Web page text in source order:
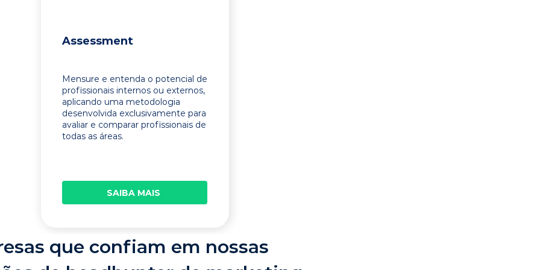
Assessment
Mensure e entenda o potencial de
profissionais internos ou externos,
aplicando uma metodologia
desenvolvida exclusivamente para
avaliar e comparar profissionais de
todas as áreas.
SAIBA MAIS
que confiam em nossas